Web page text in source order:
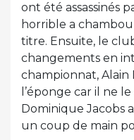
ont été assassinés
horrible a
titre. Ensuite, le
changements en
championnat,
l’éponge car il ne
Dominique Jacobs
un coup de main